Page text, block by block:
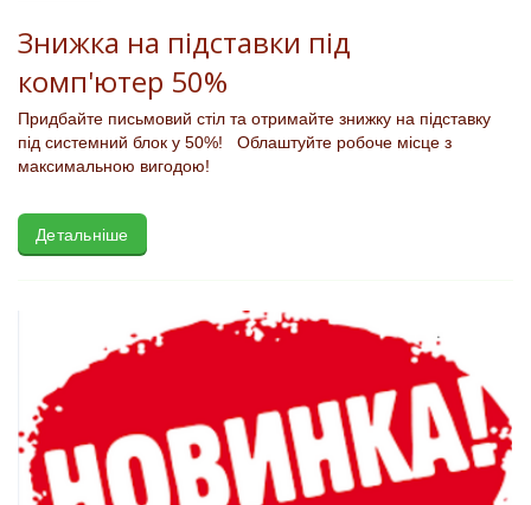
Знижка на підставки під
комп'ютер 50%
Придбайте письмовий стіл та отримайте знижку на підставку
під системний блок у 50%! Облаштуйте робоче місце з
максимальною вигодою!
Детальніше